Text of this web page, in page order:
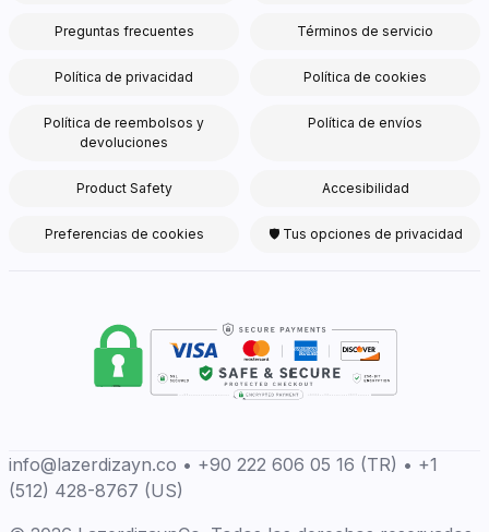
Preguntas frecuentes Términos de servicio
Política de privacidad Política de cookies
Política de reembolsos y
devoluciones
Política de envíos
Product Safety Accesibilidad
Preferencias de cookies 🛡 Tus opciones de privacidad
info@lazerdizayn.co • +90 222 606 05 16 (TR) • +1
(512) 428-8767 (US)